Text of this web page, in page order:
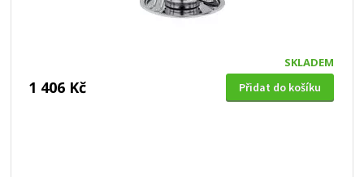
SKLADEM
1 406 Kč Přidat do košíku